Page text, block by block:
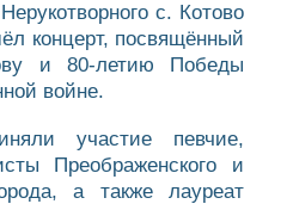
с. Котово
концерт, посвящённый
и 80-летию Победы
войне.
участие певчие,
Преображенского и
а также лауреат